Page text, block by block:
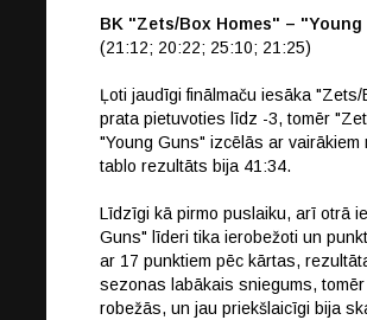
BK "Zets/Box Homes" – "Young
(21:12; 20:22; 25:10; 21:25)
Ļoti jaudīgi finālmaču iesāka
prata pietuvoties līdz -3, tomēr
"Young Guns" izcēlās ar
tablo rezultāts bija 41:34.
Līdzīgi kā pirmo puslaiku, arī otrā
Guns" līderi tika ierobežoti un
ar 17 punktiem pēc kārtas,
sezonas labākais sniegums,
robežās, un jau priekšlaicīgi bija